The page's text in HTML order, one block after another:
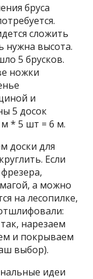
бруса
сложить
нужна высота.
5 брусков.
ножки
и
5 досок
* 5 шт = 6 м.
доски для
Если
а можно
на лесопилке,
нарезаем
и покрываем
выбор).